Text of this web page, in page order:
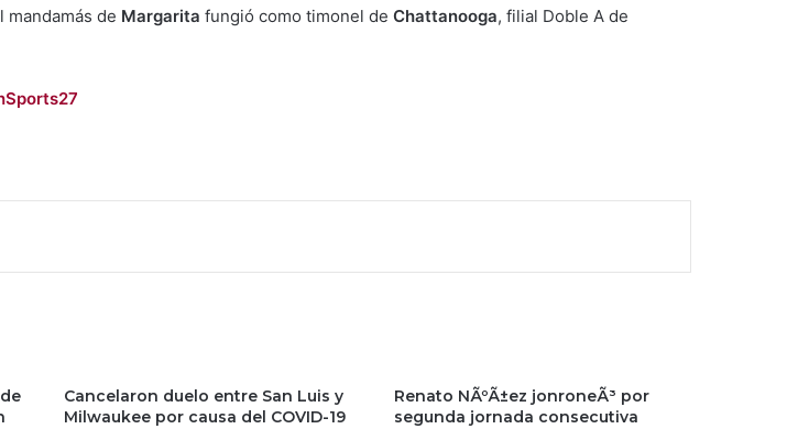
de Margarita fungió como timonel de Chattanooga, filial Doble A de
Cancelaron duelo entre San Luis y
Milwaukee por causa del COVID-19
Renato NÃºÃ±ez jonroneÃ³ por
segunda jornada consecutiva